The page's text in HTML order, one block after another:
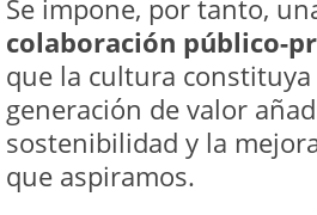
Se impone, por tanto,
colaboración público-
que la cultura
generación de valor
sostenibilidad y la
que aspiramos.